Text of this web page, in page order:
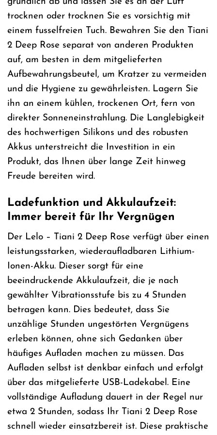
trocknen oder trocknen Sie es vorsichtig mit
einem fusselfreien Tuch. Bewahren Sie den Tiani
2 Deep Rose separat von anderen Produkten
auf, am besten in dem mitgelieferten
Aufbewahrungsbeutel, um Kratzer zu vermeiden
und die Hygiene zu gewährleisten. Lagern Sie
ihn an einem kühlen, trockenen Ort, fern von
direkter Sonneneinstrahlung. Die Langlebigkeit
des hochwertigen Silikons und des robusten
Akkus unterstreicht die Investition in ein
Produkt, das Ihnen über lange Zeit hinweg
Freude bereiten wird.
Ladefunktion und Akkulaufzeit:
Immer bereit für Ihr Vergnügen
Der Lelo – Tiani 2 Deep Rose verfügt über einen
leistungsstarken, wiederaufladbaren Lithium-
Ionen-Akku. Dieser sorgt für eine
beeindruckende Akkulaufzeit, die je nach
gewählter Vibrationsstufe bis zu 4 Stunden
betragen kann. Dies bedeutet, dass Sie
unzählige Stunden ungestörten Vergnügens
erleben können, ohne sich Gedanken über
häufiges Aufladen machen zu müssen. Das
Aufladen selbst ist denkbar einfach und erfolgt
über das mitgelieferte USB-Ladekabel. Eine
vollständige Aufladung dauert in der Regel nur
etwa 2 Stunden, sodass Ihr Tiani 2 Deep Rose
schnell wieder einsatzbereit ist. Diese praktische